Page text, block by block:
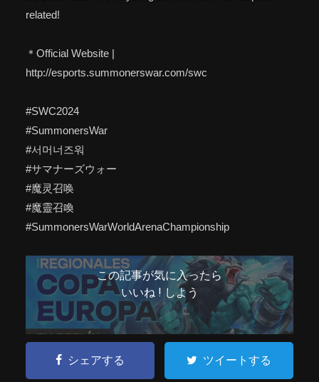
related!
＊Official Website |
http://esports.summonerswar.com/swc
#SWC2024
#SummonersWar
#서머너즈워
#サマナーズウォー
#魔灵召唤
#魔靈召喚
#SummonersWarWorldArenaChampionship
この記事が気に入ったら
いいね ! しよう
シェアする ツイートする